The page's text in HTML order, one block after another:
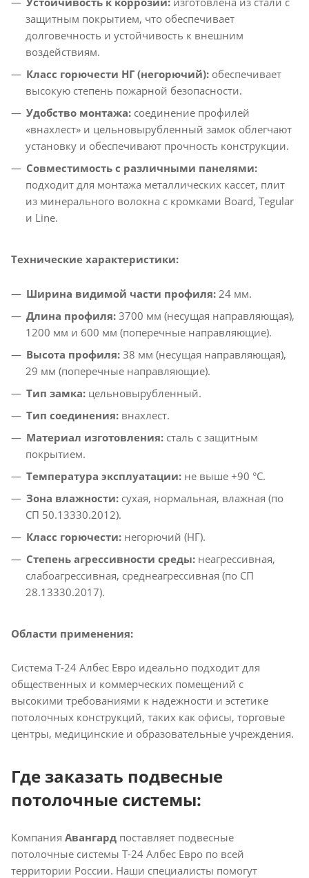
защитным покрытием, что обеспечивает
долговечность и устойчивость к внешним
воздействиям.​
Класс горючести НГ (негорючий): обеспечивает
высокую степень пожарной безопасности.​
Удобство монтажа: соединение профилей
«внахлест» и цельновырубленный замок облегчают
установку и обеспечивают прочность конструкции.​
Совместимость с различными панелями:
подходит для монтажа металлических кассет, плит
из минерального волокна с кромками Board, Tegular
и Line.​
Технические характеристики:
Ширина видимой части профиля: 24 мм.​
Длина профиля: 3700 мм (несущая направляющая),
1200 мм и 600 мм (поперечные направляющие).​
Высота профиля: 38 мм (несущая направляющая),
29 мм (поперечные направляющие).​
Тип замка: цельновырубленный.​
Тип соединения: внахлест.​
Материал изготовления: сталь с защитным
покрытием.​
Температура эксплуатации: не выше +90 °C.​
Зона влажности: сухая, нормальная, влажная (по
СП 50.13330.2012).​
Класс горючести: негорючий (НГ).​
Степень агрессивности среды: неагрессивная,
слабоагрессивная, среднеагрессивная (по СП
28.13330.2017).​
Области применения:
Система T-24 Албес Евро идеально подходит для
общественных и коммерческих помещений с
высокими требованиями к надежности и эстетике
потолочных конструкций, таких как офисы, торговые
центры, медицинские и образовательные учреждения.​
Где заказать подвесные
потолочные системы:
Компания Авангард поставляет подвесные
потолочные системы T-24 Албес Евро по всей
территории России. Наши специалисты помогут